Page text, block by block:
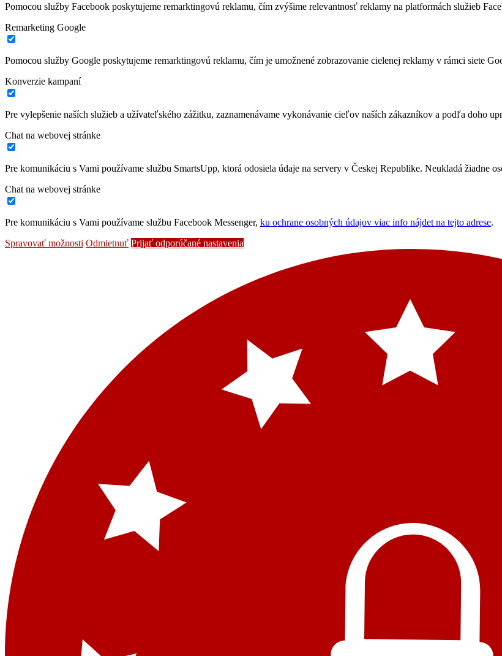
Pomocou služby Facebook poskytujeme remarktingovú reklamu, čím zvýšime relevantnosť reklamy na platformách služieb
Remarketing Google
Pomocou služby Google poskytujeme remarktingovú reklamu, čím je umožnené zobrazovanie cielenej reklamy v rámci siete
Konverzie kampaní
Pre vylepšenie naších služieb a užívateľského zážitku, zaznamenávame vykonávanie cieľov naších zákazníkov a podľa doho
Chat na webovej stránke
Pre komunikáciu s Vami používame službu SmartsUpp, ktorá odosiela údaje na servery v Českej Republike. Neukladá žiadne
Chat na webovej stránke
Pre komunikáciu s Vami používame službu Facebook Messenger, ku ochrane osobných údajov viac info nájdet na tejto adrese.
Spravovať možnosti Odmietnuť Prijať odporúčané nastavenia